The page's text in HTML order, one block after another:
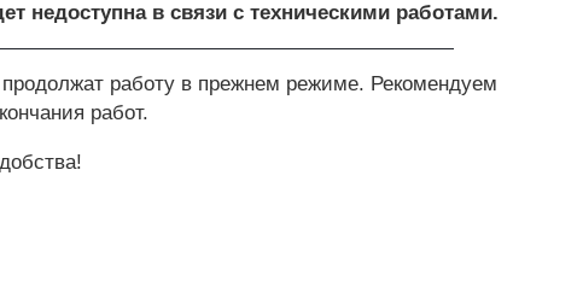
недоступна в связи с техническими работами.
работу в прежнем режиме. Рекомендуем
работ.